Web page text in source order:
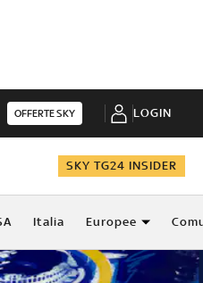
OFFERTE SKY LOGIN
SKY TG24 INSIDER
Italia Europee